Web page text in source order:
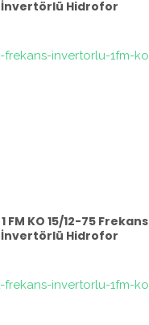
İnvertörlü Hidrofor
FM KO 15/12-75 Frekans
İnvertörlü Hidrofor